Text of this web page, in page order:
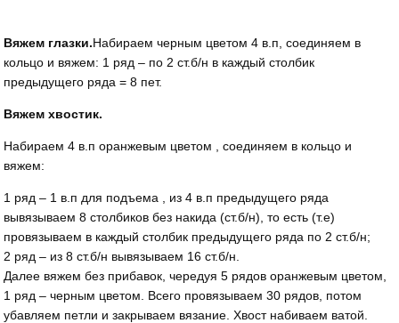
Вяжем глазки.Набираем черным цветом 4 в.п, соединяем в
кольцо и вяжем: 1 ряд – по 2 ст.б/н в каждый столбик
предыдущего ряда = 8 пет.
Вяжем хвостик.
Набираем 4 в.п оранжевым цветом , соединяем в кольцо и
вяжем:
1 ряд – 1 в.п для подъема , из 4 в.п предыдущего ряда
вывязываем 8 столбиков без накида (ст.б/н), то есть (т.е)
провязываем в каждый столбик предыдущего ряда по 2 ст.б/н;
2 ряд – из 8 ст.б/н вывязываем 16 ст.б/н.
Далее вяжем без прибавок, чередуя 5 рядов оранжевым цветом,
1 ряд – черным цветом. Всего провязываем 30 рядов, потом
убавляем петли и закрываем вязание. Хвост набиваем ватой.